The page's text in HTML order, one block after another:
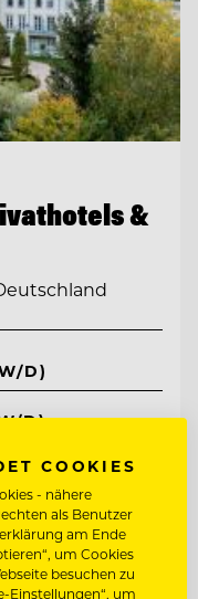
&
D)
D)
COOKIES
- nähere
als Benutzer
am Ende
um Cookies
besuchen zu
Einstellungen“, um